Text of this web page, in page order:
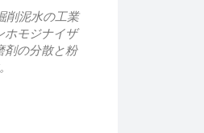
削泥水の工業
ホモジナイザ
剤の分散と粉